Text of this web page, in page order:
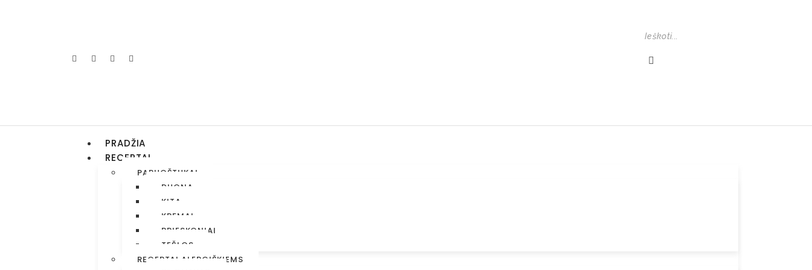
PRADŽIA
RECEPTAI
PARUOŠTUKAI
DUONA
KITA
KREMAI
PRIESKONIAI
TEŠLOS
RECEPTAI ALERGIŠKIEMS